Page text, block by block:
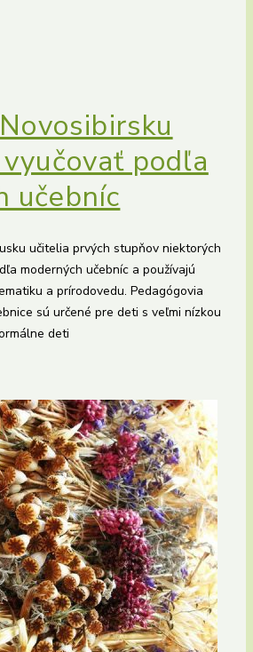
podľa
učebníc
učitelia prvých stupňov niektorých
moderných učebníc a používajú
a prírodovedu. Pedagógovia
sú určené pre deti s veľmi nízkou
deti